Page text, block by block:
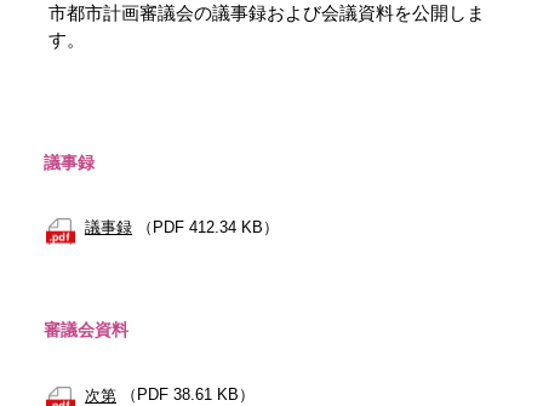
市都市計画審議会の議事録および会議資料を公開しま
す。
議事録
議事録 （PDF 412.34 KB）
審議会資料
次第 （PDF 38.61 KB）